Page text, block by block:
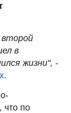
второй
в
жизни", -
.
что по